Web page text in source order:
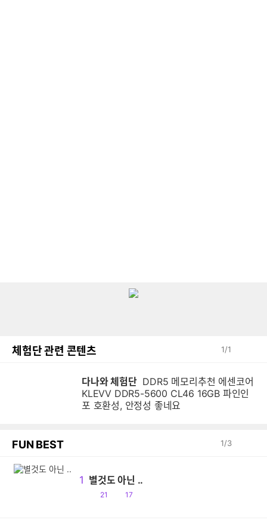
체험단 관련 콘텐츠 1/1
다나와 체험단
KLEVV DDR5-5600 CL46 16GB 파인인
포 호환성, 안정성 좋네요
FUN BEST 1/3
1 별것도 아닌 ..
공
21
댓
17